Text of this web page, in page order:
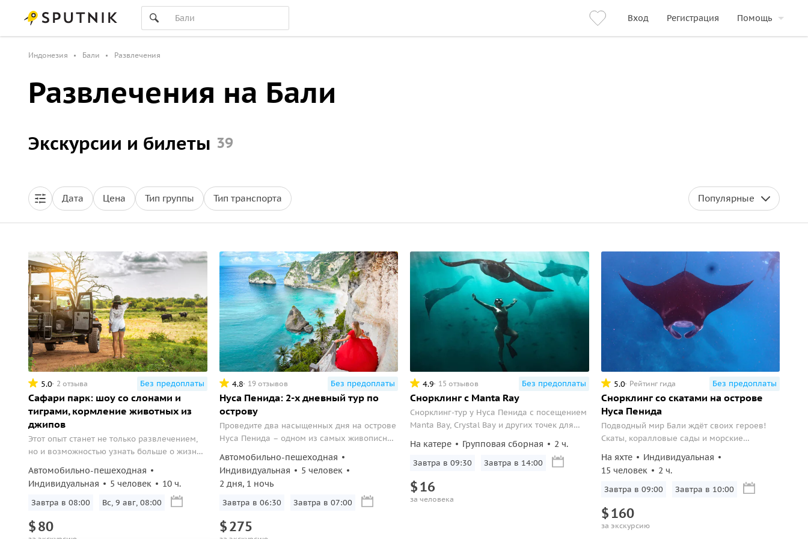
Вход Регистрация Помощь
Индонезия Бали Развлечения
Развлечения на Бали
Экскурсии и билеты 39
Дата Цена Тип группы Тип транспорта Популярные
5.0 2 отзыва Без предоплаты
Сафари парк: шоу со слонами и
тиграми, кормление животных из
джипов
Этот опыт станет не только развлечением,
но и возможностью узнать больше о жизни
повадках и привычках, а также о важности
сохранения их среды обитания.
Автомобильно-пешеходная
Индивидуальная
5 человек 10 ч.
Завтра в 08:00 Вс, 9 авг, 08:00
$80
4.8 19 отзывов Без предоплаты
Нуса Пенида: 2-х дневный тур по
острову
Проведите два насыщенных дня на острове
Нуса Пенида – одном из самых живописных
Diamond с белым песком, панорамные виды
и ночёвка в бунгало создадут атмосферу
уединённого отдыха...
Автомобильно-пешеходная
Индивидуальная
5 человек
2 дня, 1 ночь
Завтра в 06:30 Завтра в 07:00
$275
4.9 15 отзывов Без предоплаты
Снорклинг с Manta Ray
Снорклинг-тур у Нуса Пенида с посещением
Manta Bay, Crystal Bay и других точек для
На катере Групповая сборная 2 ч.
Завтра в 09:30 Завтра в 14:00
$16
за человека
5.0 Рейтинг гида Без предоплаты
Снорклинг со скатами на острове
Нуса Пенида
Подводный мир Бали ждёт своих героев!
Скаты, коралловые сады и морские
полный приключений и ярких впечатлений
На яхте
Индивидуальная
15 человек
2 ч.
Завтра в 09:00 Завтра в 10:00
$160
за экскурсию